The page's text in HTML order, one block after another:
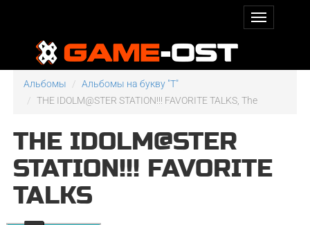
Альбомы
Альбомы на букву "T"
THE IDOLM@STER STATION!!! FAVORITE TALKS, The
THE IDOLM@STER
STATION!!! FAVORITE
TALKS